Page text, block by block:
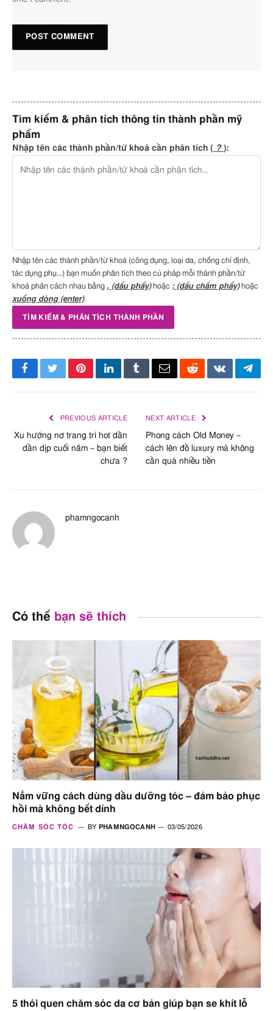
Melia Azadirachta
Leaf Extract
Trị vẩy nến,Trị mụn trứng
cá ,Giảm viêm, Kháng
N/A – Not
Available
Ocimum Sanctum
Leaf Extract
Dưỡng chất cho da
N/A – Not
Panthenol Chất bôi trơn,Chất làm
mềm da , Phục hồi tóc hư
tổn,Chất giữ ẩm,Làm dịu
da,Trẻ hóa da
A – An toàn
Pentylene Glycol Chất điều hòa da
Salvia Sclarea
Extract
Acetylated
Hyaluronate
Hyaluronate
Crosspolymer
SORBITAN
ISOSTEARATE
Chất hoạt động bề mặt,
Chất nhũ hóa
B – Nguy
trung bình
Trehalose Dưỡng ẩm A – An toàn
Tromethamine Trung hòa pH,
Tăng độ
nhớt,Dưỡng ẩm
Water Dung môi,Chất hoà tan,
sạch
A – An toàn
Ổn định nhũ
Dưỡng da
Chất
hoạt động bề mặt
, Nhũ
Tăng độ nhớt
A – An toàn
Tìm kiếm & phân tích thông tin thành phần mỹ
phẩm
Nhập tên các thành phần/từ khoá cần phân tích ( ? ):
Nhập tên các thành phần/từ khoá (công dụng, loại da, chống chỉ định,
tác dụng phụ...) bạn muốn phân tích theo cú pháp mỗi thành phần/từ
khoá phân cách nhau bằng , (dấu phẩy)hoặc ; (dấu chấm phẩy)hoặc
xuống dòng (enter).
FacebookTwitterPinterestLinkedInTumblrEmailRedditVKontakte
PREVIOUS ARTICLE
Xu hướng nơ trang trí hot dần
dần dịp cuối năm – bạn biết
chưa ?
NEXT ARTICLE
Phong cách Old Money –
cách lên đồ luxury mà không
cần quá nhiều tiền
phamngocanh
Có thể bạn sẽ thích
Nắm vững cách dùng dầu dưỡng tóc – đảm bảo phục
hồi mà không bết dính
CHĂM SÓC TÓC BY PHAMNGOCANH 03/05/2026
5 thói quen chăm sóc da cơ bản giúp bạn se khít lỗ